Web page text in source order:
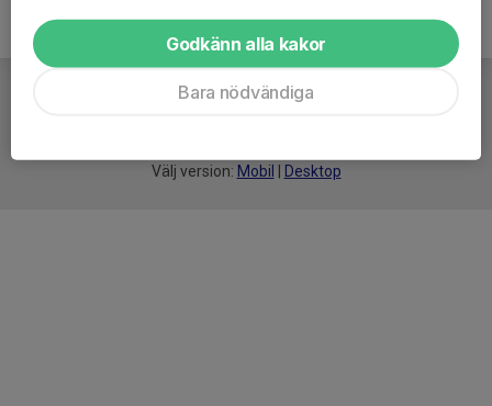
Välj version: Mobil Desktop
Godkänn alla kakor
Bara nödvändiga